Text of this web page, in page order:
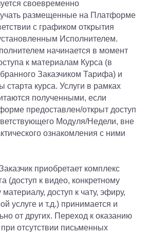
своевременно
размещенные на Платформе
с графиком открытия
Исполнителем.
начинается в момент
к материалам Курса (в
Заказчиком Тарифа) и
старта курса. Услуги в рамках
полученными, если
предоставлен/открыт доступ
Модуля/Недели, вне
ознакомления с ними
приобретает комплекс
(доступ к видео, конкретному
доступ к чату, эфиру,
услуге и т.д.) принимается и
от других. Переход к оказанию
отсутствии письменных